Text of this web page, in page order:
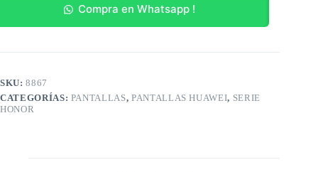
Compra en Whatsapp !
SKU:8867
CATEGORÍAS: PANTALLAS, PANTALLAS HUAWEI, SERIE
HONOR